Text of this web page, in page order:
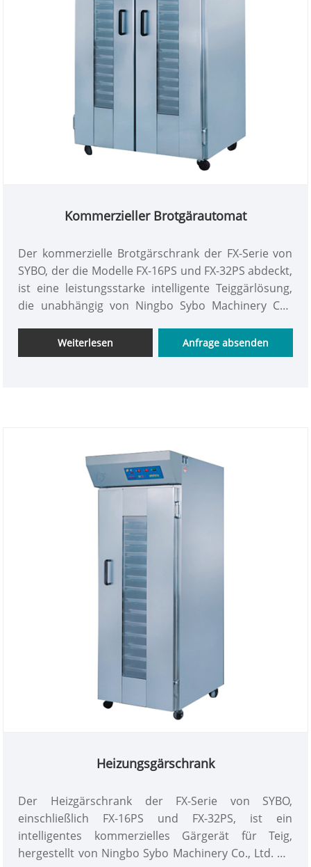
Kommerzieller Brotgärautomat
Der kommerzielle Brotgärschrank der FX-Serie von
SYBO, der die Modelle FX-16PS und FX-32PS abdeckt,
ist eine leistungsstarke intelligente Teiggärlösung,
die unabhängig von Ningbo Sybo Machinery Co.,
professioneller und zuverlässiger Hersteller mit
Schwerpunkt auf Bäckereiausrüstung liefern wir
hergestellt. Die Maschine verfügt über eine
vollständig aus Edelstahl gefertigte Konstruktion,
eine mikrocomputerunabhängige Temperatur- und
Feuchtigkeitsregelung, eine automatische
Luftzirkulation und ein automatisches
Wasserzufuhrsystem und unterstützt eine stabile
Gärung bei 36–38 °C und einer Luftfeuchtigkeit von
60–80 %. Ausgestattet mit dicken PU-
Isolierschichten, einem Sommer-Winter-
Energiesparschalter und einem
Trockenbrandschutz verfügt die Serie über die CE-
Zertifizierung. Die aus China stammenden Produkte
werden weltweit über offizielle, autorisierte
Lieferantenpartner vertrieben, die in Bäckereien,
Hotelküchen und zentralen Backfabriken auf der
ganzen Welt für ihren stabilen Betrieb und die
Weiterlesen Anfrage absenden
Heizungsgärschrank
Der Heizgärschrank der FX-Serie von SYBO,
einschließlich FX-16PS und FX-32PS, ist ein
intelligentes kommerzielles Gärgerät für Teig,
hergestellt von Ningbo Sybo Machinery Co., Ltd. Als